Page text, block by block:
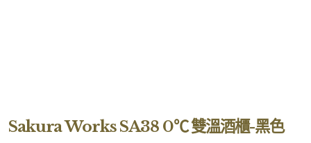
Sakura Works SA38 0℃ 雙溫酒櫃-黑色